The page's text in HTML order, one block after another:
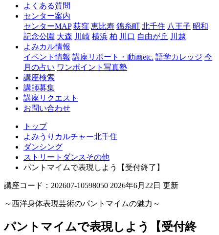
千
よくある質問
センター案内
センターMAP 荻窪 恵比寿 錦糸町 北千住 八王子 昭和
記念公園 大森 川崎 横浜 柏 川口 自由が丘 川越
よみカル情報
イベント情報 講座リポート・動画etc. 語学カレッジ 今
月の占い ワンポイント写真塾
講座検索
講師募集
講座リクエスト
お問い合わせ
トップ
よみうりカルチャー北千住
ダンシング
ストリートダンスその他
パントマイムで表現しよう【受付終了】
講座コード：202607-10598050 2026年6月22日 更新
～西洋身体表現芸術のパントマイムの魅力～
パントマイムで表現しよう【受付終